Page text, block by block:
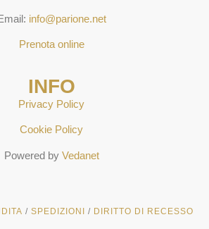
info@parione.net
Prenota online
INFO
Privacy Policy
Cookie Policy
Powered by Vedanet
/ SPEDIZIONI / DIRITTO DI RECESSO